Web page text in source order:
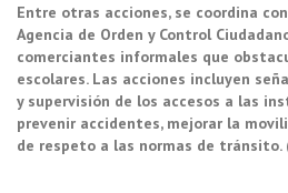
Entre otras acciones, se coordina
Agencia de Orden y Control
comerciantes informales que
escolares. Las acciones incluyen
y supervisión de los accesos a las
prevenir accidentes, mejorar la
de respeto a las normas de tránsito.